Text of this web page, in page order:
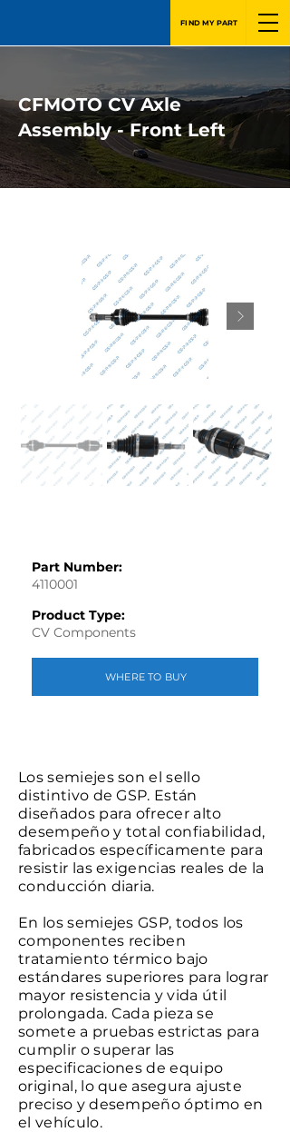
FIND MY PART
CFMOTO CV Axle
Assembly - Front Left
Part Number:
4110001
Product Type:
CV Components
WHERE TO BUY
Los semiejes son el sello
distintivo de GSP. Están
diseñados para ofrecer alto
desempeño y total confiabilidad,
fabricados específicamente para
resistir las exigencias reales de la
conducción diaria.
En los semiejes GSP, todos los
componentes reciben
tratamiento térmico bajo
estándares superiores para lograr
mayor resistencia y vida útil
prolongada. Cada pieza se
somete a pruebas estrictas para
cumplir o superar las
especificaciones de equipo
original, lo que asegura ajuste
preciso y desempeño óptimo en
el vehículo.